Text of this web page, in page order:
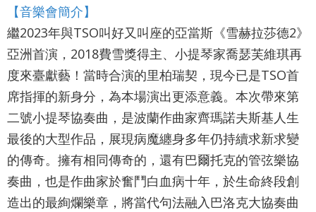
品
及
出
版
品
行
政
資
訊
網
【音樂會簡介】
繼2023年與TSO叫好又叫座的亞當斯《雪赫拉莎德2》
亞洲首演，2018費雪獎得主、小提琴家喬瑟芙維琪再
度來臺獻藝！當時合演的里柏瑞契，現今已是TSO首
席指揮的新身分，為本場演出更添意義。本次帶來第
二號小提琴協奏曲，是波蘭作曲家齊瑪諾夫斯基人生
最後的大型作品，展現病魔纏身多年仍持續求新求變
的傳奇。擁有相同傳奇的，還有巴爾托克的管弦樂協
奏曲，也是作曲家於奮鬥白血病十年，於生命終段創
造出的最絢爛樂章，將當代句法融入巴洛克大協奏曲